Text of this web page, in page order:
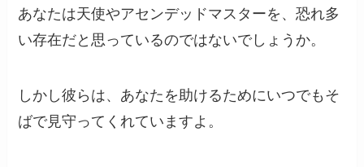
あなたは天使やアセンデッドマスターを、恐れ多
い存在だと思っているのではないでしょうか。
しかし彼らは、あなたを助けるためにいつでもそ
ばで見守ってくれていますよ。